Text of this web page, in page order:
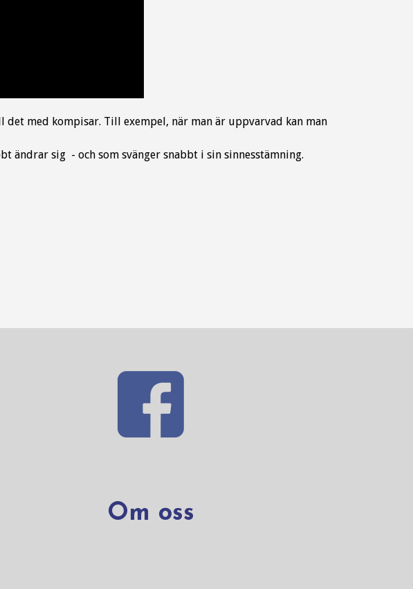
med kompisar. Till exempel, när man är uppvarvad kan man
ändrar sig - och som svänger snabbt i sin sinnesstämning.
Om oss